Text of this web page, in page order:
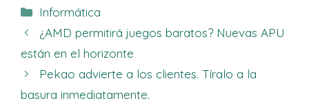
Categorías
Informática
¿AMD permitirá juegos baratos? Nuevas APU
están en el horizonte
Pekao advierte a los clientes. Tíralo a la
basura inmediatamente.